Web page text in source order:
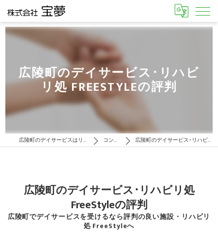
広陵町のデイサービス･リハビ
リ処 FREESTYLEの評判
広陵町のデイサービスはリハビリ処 FreeStyle コンセプト 広陵町のデイサービス･リハビリ処 FreeStyleの評判
広陵町でデイサービスを受けるなら評判の良い施設・リハビリ
処 FreeStyleへ
広陵町のデイサービス･リハビリ処
FreeStyleの評判